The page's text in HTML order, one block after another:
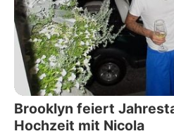
Brooklyn feiert
Hochzeit mit Nicola